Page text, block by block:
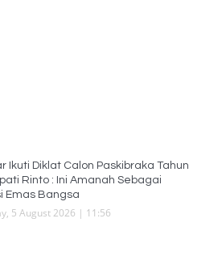
Ikuti Diklat Calon Paskibraka Tahun
Rinto : Ini Amanah Sebagai
Emas Bangsa
5 August 2026 | 11:56